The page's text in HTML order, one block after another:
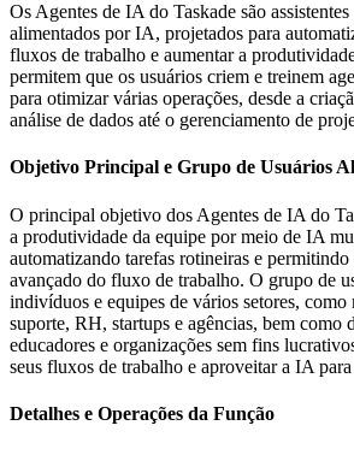
Os Agentes de IA do Taskade são
alimentados por IA, projetados para
fluxos de trabalho e aumentar a
permitem que os usuários criem e treinem
para otimizar várias operações, desde a
análise de dados até o gerenciamento de
Objetivo Principal e Grupo de Usuários
O principal objetivo dos Agentes de IA do
a produtividade da equipe por meio de IA
automatizando tarefas rotineiras e
avançado do fluxo de trabalho. O grupo de
indivíduos e equipes de vários setores, como
suporte, RH, startups e agências, bem como
educadores e organizações sem fins
seus fluxos de trabalho e aproveitar a IA
Detalhes e Operações da Função